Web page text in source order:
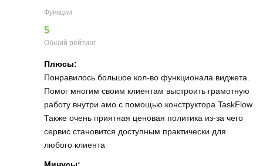
Функции
5
Общий рейтинг
Плюсы:
Понравилось большое кол-во функционала виджета.
Помог многим своим клиентам выстроить грамотную
работу внутри амо с помощью конструктора TaskFlow
Также очень приятная ценовая политика из-за чего
сервис становится доступным практически для
любого клиента